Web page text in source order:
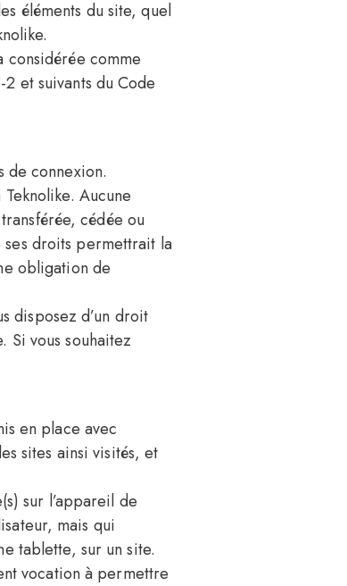
éléments du site, quel
considérée comme
et suivants du Code
de connexion.
Aucune
cédée ou
ses droits permettrait la
obligation de
disposez d’un droit
Si vous souhaitez
en place avec
sites ainsi visités, et
sur l’appareil de
mais qui
tablette, sur un site.
vocation à permettre